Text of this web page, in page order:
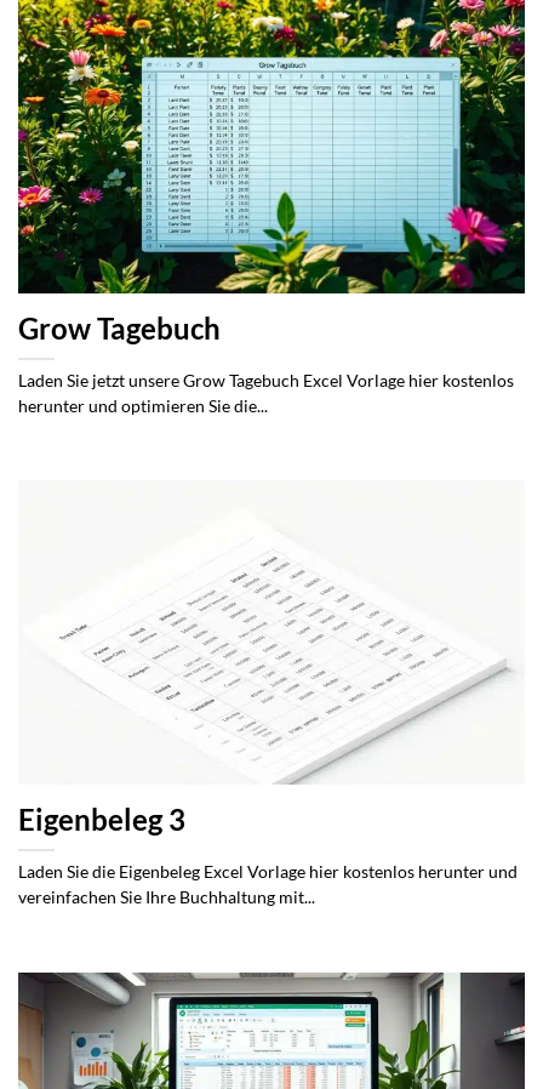
Grow Tagebuch
Laden Sie jetzt unsere Grow Tagebuch Excel Vorlage hier kostenlos
herunter und optimieren Sie die...
Eigenbeleg 3
Laden Sie die Eigenbeleg Excel Vorlage hier kostenlos herunter und
vereinfachen Sie Ihre Buchhaltung mit...